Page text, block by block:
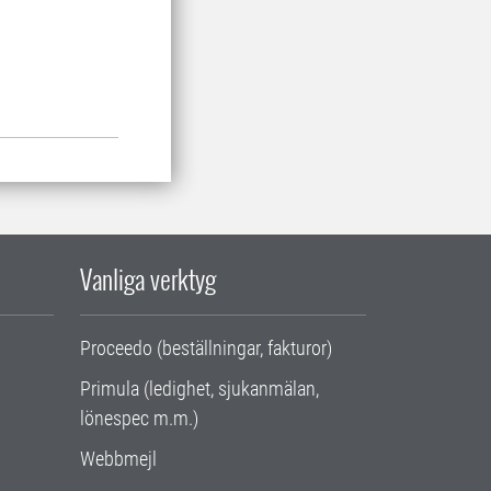
Vanliga verktyg
Proceedo (beställningar, fakturor)
Primula (ledighet, sjukanmälan,
lönespec m.m.)
Webbmejl